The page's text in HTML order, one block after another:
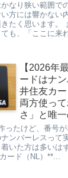
なり狭い範囲で
方には響かない
たく思います。
も、「ここに来
【2026年
ードはナ
井住友カ
両方使っ
さ」と唯
ったけど、番号
ナンバーレスって
いた方は多いは
ード（NL）**...